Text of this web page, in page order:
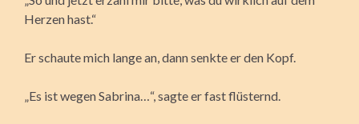
Herzen hast.“
Er schaute mich lange an, dann senkte er den Kopf.
„Es ist wegen Sabrina…“, sagte er fast flüsternd.